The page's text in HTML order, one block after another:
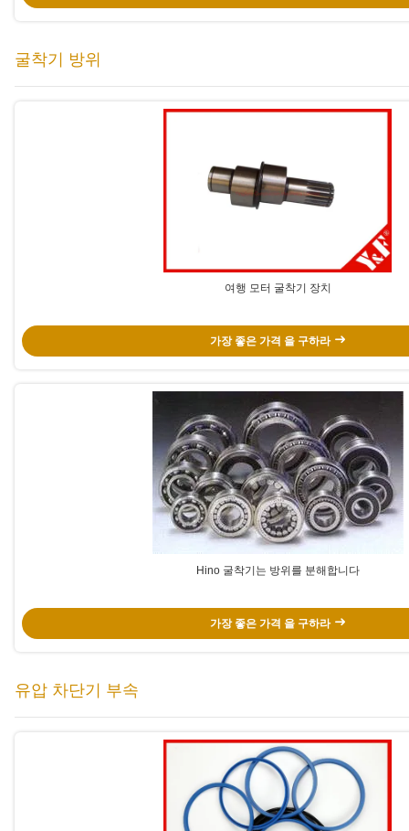
굴착기 방위
여행 모터 굴착기 장치
가장 좋은 가격 을 구하라
Hino 굴착기는 방위를 분해합니다
가장 좋은 가격 을 구하라
유압 차단기 부속